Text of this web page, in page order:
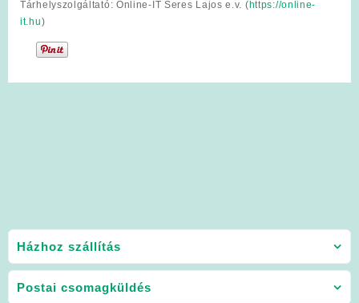
Házhoz szállítás
Postai csomagküldés
Tárhelyszolgáltató: Online-IT Seres Lajos e.v. (https://online-
it.hu)